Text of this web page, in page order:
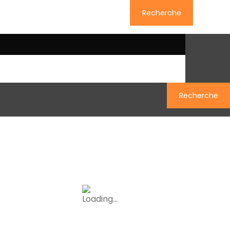
Recherche
Recherche
nous sur Facebook